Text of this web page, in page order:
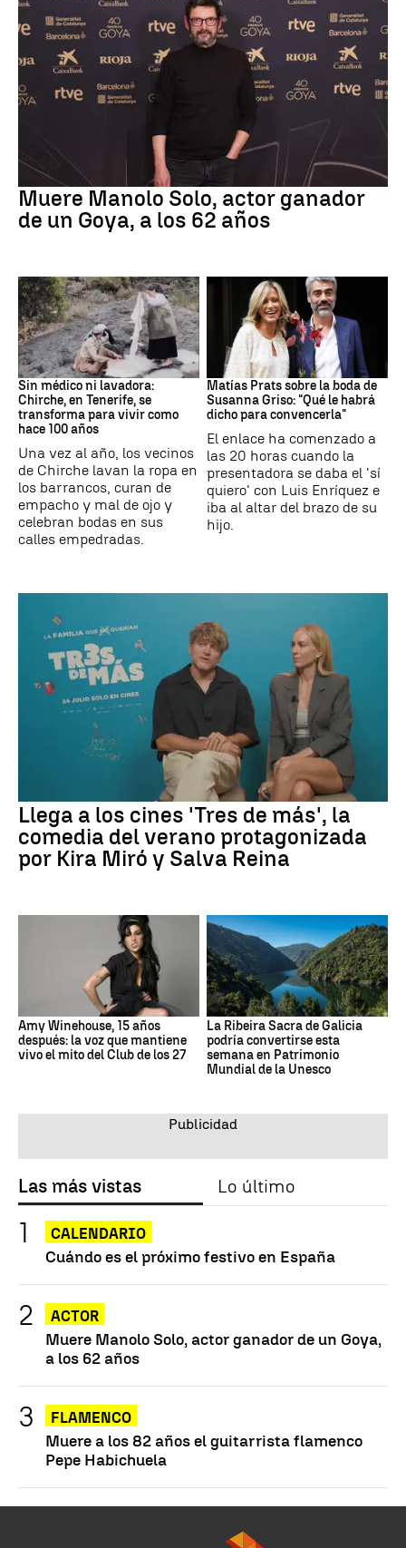
Actor
Muere Manolo Solo, actor ganador
de un Goya, a los 62 años
Canarias
Sin médico ni lavadora:
Chirche, en Tenerife, se
transforma para vivir como
hace 100 años
Una vez al año, los vecinos
de Chirche lavan la ropa en
los barrancos, curan de
empacho y mal de ojo y
celebran bodas en sus
calles empedradas.
Boda
Matías Prats sobre la boda de
Susanna Griso: "Qué le habrá
dicho para convencerla"
El enlace ha comenzado a
las 20 horas cuando la
presentadora se daba el 'sí
quiero' con Luis Enríquez e
iba al altar del brazo de su
hijo.
Llega a los cines 'Tres de más', la
comedia del verano protagonizada
por Kira Miró y Salva Reina
Amy Winehouse, 15 años
después: la voz que mantiene
vivo el mito del Club de los 27
La Ribeira Sacra de Galicia
podría convertirse esta
semana en Patrimonio
Mundial de la Unesco
Las más vistas Lo último
CALENDARIO
Cuándo es el próximo festivo en España
ACTOR
Muere Manolo Solo, actor ganador de un Goya,
a los 62 años
FLAMENCO
Muere a los 82 años el guitarrista flamenco
Pepe Habichuela